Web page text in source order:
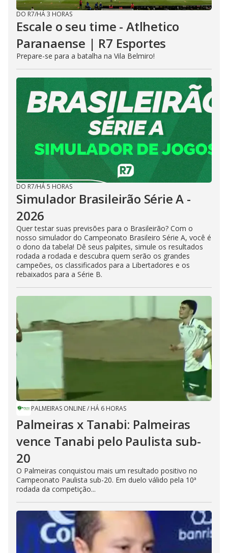
DO R7/HÁ 3 HORAS
Escale o seu time - Atlhetico
Paranaense | R7 Esportes
Prepare-se para a batalha na Vila Belmiro!
DO R7/HÁ 5 HORAS
Simulador Brasileirão Série A -
2026
Quer testar suas previsões para o Brasileirão? Com o
nosso simulador do Campeonato Brasileiro Série A, você é
o dono da tabela! Dê seus palpites, simule os resultados
rodada a rodada e descubra quem serão os grandes
campeões, os classificados para a Libertadores e os
rebaixados para a Série B.
PALMEIRAS ONLINE/ HÁ 6 HORAS
Palmeiras x Tanabi: Palmeiras
vence Tanabi pelo Paulista sub-
20
O Palmeiras conquistou mais um resultado positivo no
Campeonato Paulista sub-20. Em duelo válido pela 10ª
rodada da competição...